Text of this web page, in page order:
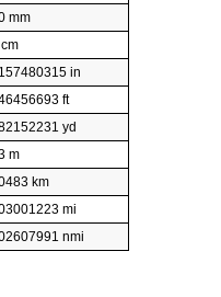
mm
in
ft
yd
m
km
mi
nmi